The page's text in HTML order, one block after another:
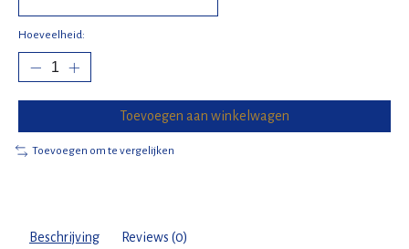
Hoeveelheid:
Toevoegen aan winkelwagen
Toevoegen om te vergelijken
Beschrijving Reviews (0)